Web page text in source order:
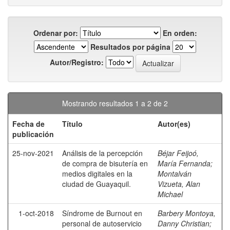
Ordenar por:
En orden:
Resultados por página
Autor/Registro:
Mostrando resultados 1 a 2 de 2
Fecha de
publicación
Título Autor(es)
25-nov-2021
Análisis de la percepción
de compra de bisutería en
medios digitales en la
ciudad de Guayaquil.
Béjar Feijoó,
María Fernanda;
Montalván
Vizueta, Alan
Michael
1-oct-2018
Síndrome de Burnout en
personal de autoservicio
Barbery Montoya,
Danny Christian;